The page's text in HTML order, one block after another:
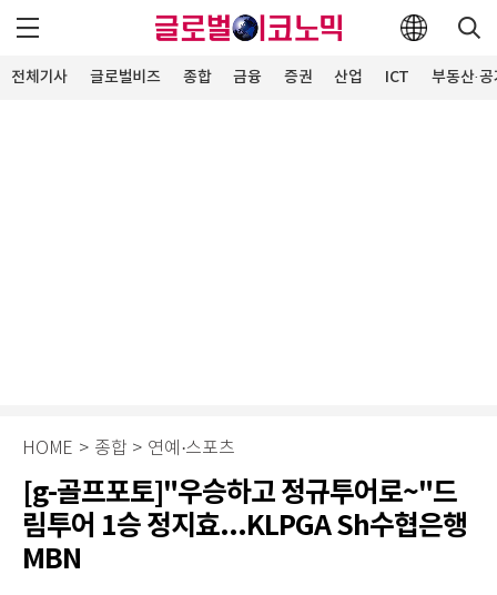
전체기사 글로벌비즈 종합 금융 증권 산업 ICT 부동산·
HOME > 종합 > 연예·스포츠
[g-골프포토]"우승하고 정규투어로~"드
림투어 1승 정지효...KLPGA Sh수협은행
MBN